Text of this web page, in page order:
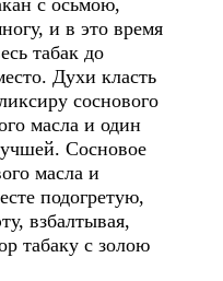
с осьмою,
и в это время
табак до
Духи класть
соснового
масла и один
Сосновое
масла и
подогретую,
взбалтывая,
табаку с золою